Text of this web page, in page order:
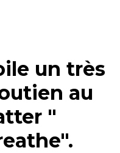
un très
au
"